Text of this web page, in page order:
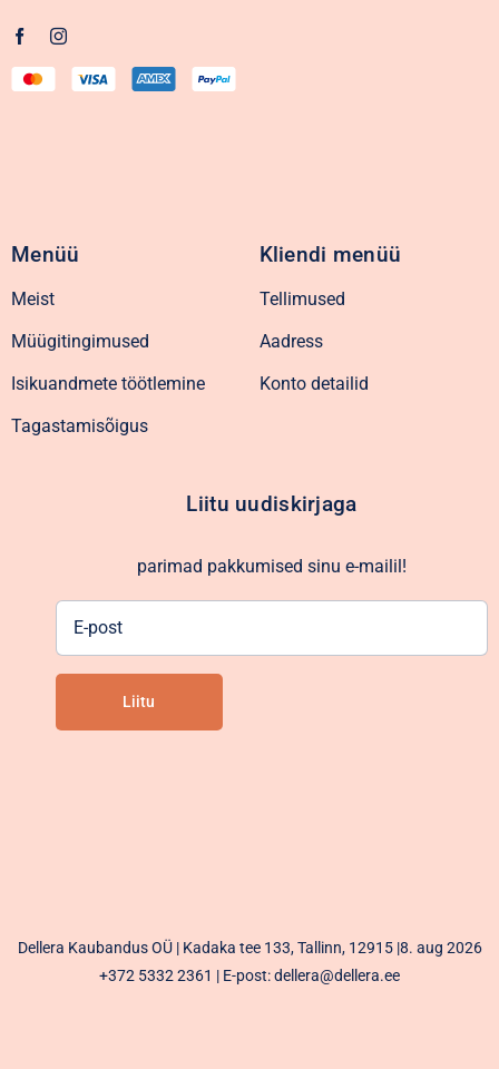
Menüü
Meist
Müügitingimused
Isikuandmete töötlemine
Tagastamisõigus
Kliendi menüü
Tellimused
Aadress
Konto detailid
Liitu uudiskirjaga
parimad pakkumised sinu e-mailil!
Liitu
Dellera Kaubandus OÜ | Kadaka tee 133, Tallinn, 12915 |8. aug 2026
+372 5332 2361 | E-post: dellera@dellera.ee